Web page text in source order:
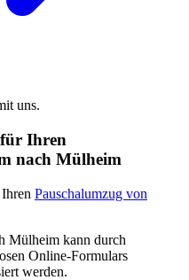
uns.
für Ihren
nach Mülheim
Pauschalumzug von
Mülheim kann durch
Online-Formulars
werden.